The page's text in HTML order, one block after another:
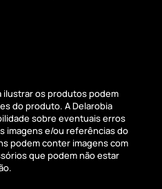
ilustrar os produtos podem
do produto. A Delarobia
sobre eventuais erros
imagens e/ou referências do
podem conter imagens com
que podem não estar